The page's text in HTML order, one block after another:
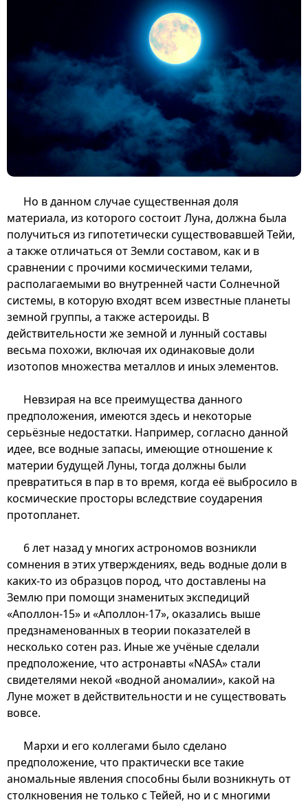
Но в данном случае существенная доля
материала, из которого состоит Луна, должна была
получиться из гипотетически существовавшей Тейи,
а также отличаться от Земли составом, как и в
сравнении с прочими космическими телами,
располагаемыми во внутренней части Солнечной
системы, в которую входят всем известные планеты
земной группы, а также астероиды. В
действительности же земной и лунный составы
весьма похожи, включая их одинаковые доли
изотопов множества металлов и иных элементов.
Невзирая на все преимущества данного
предположения, имеются здесь и некоторые
серьёзные недостатки. Например, согласно данной
идее, все водные запасы, имеющие отношение к
материи будущей Луны, тогда должны были
превратиться в пар в то время, когда её выбросило в
космические просторы вследствие соударения
протопланет.
6 лет назад у многих астрономов возникли
сомнения в этих утверждениях, ведь водные доли в
каких-то из образцов пород, что доставлены на
Землю при помощи знаменитых экспедиций
«Аполлон-15» и «Аполлон-17», оказались выше
предзнаменованных в теории показателей в
несколько сотен раз. Иные же учёные сделали
предположение, что астронавты «NASA» стали
свидетелями некой «водной аномалии», какой на
Луне может в действительности и не существовать
вовсе.
Мархи и его коллегами было сделано
предположение, что практически все такие
аномальные явления способны были возникнуть от
столкновения не только с Тейей, но и с многими